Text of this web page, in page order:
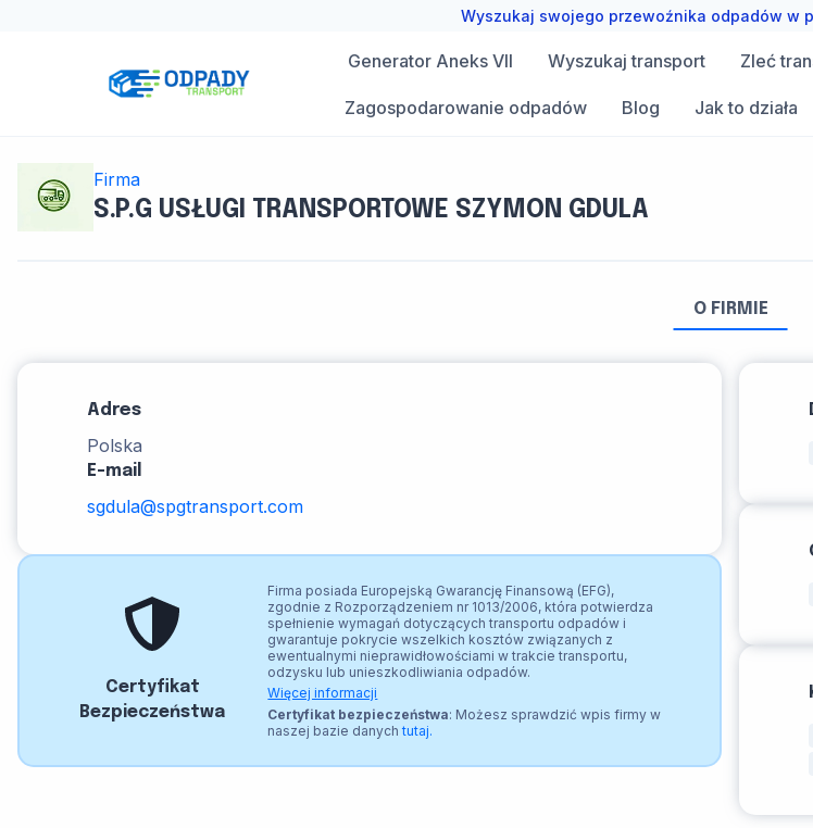
Wyszukaj swojego przewoźnika odpadów w
Generator Aneks VII Wyszukaj transport Zleć
Zagospodarowanie odpadów Blog Jak to działa
Firma
S.P.G USŁUGI TRANSPORTOWE SZYMON GDULA
O FIRMIE
Adres
Polska
E-mail
sgdula@spgtransport.com
Certyfikat
Bezpieczeństwa
Firma posiada Europejską Gwarancję Finansową (EFG),
zgodnie z Rozporządzeniem nr 1013/2006, która potwierdza
spełnienie wymagań dotyczących transportu odpadów i
gwarantuje pokrycie wszelkich kosztów związanych z
ewentualnymi nieprawidłowościami w trakcie transportu,
odzysku lub unieszkodliwiania odpadów.
Więcej informacji
Certyfikat bezpieczeństwa: Możesz sprawdzić wpis firmy w
naszej bazie danychtutaj.